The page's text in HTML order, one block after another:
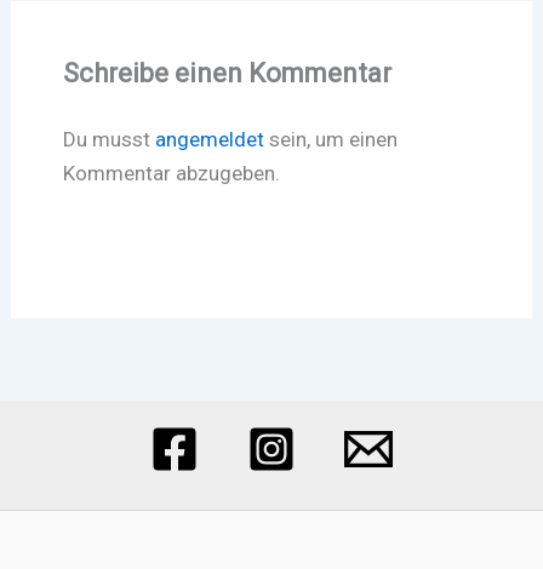
Schreibe einen Kommentar
Du musst angemeldetsein, um einen
Kommentar abzugeben.